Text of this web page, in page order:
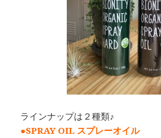
ラインナップは２種類♪
●SPRAY OIL スプレーオイル